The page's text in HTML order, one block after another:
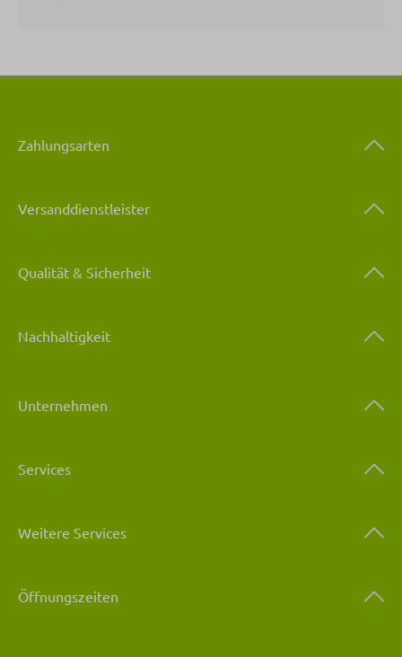
Zahlungsarten
Versanddienstleister
Qualität & Sicherheit
Nachhaltigkeit
Unternehmen
Services
Weitere Services
Öffnungszeiten